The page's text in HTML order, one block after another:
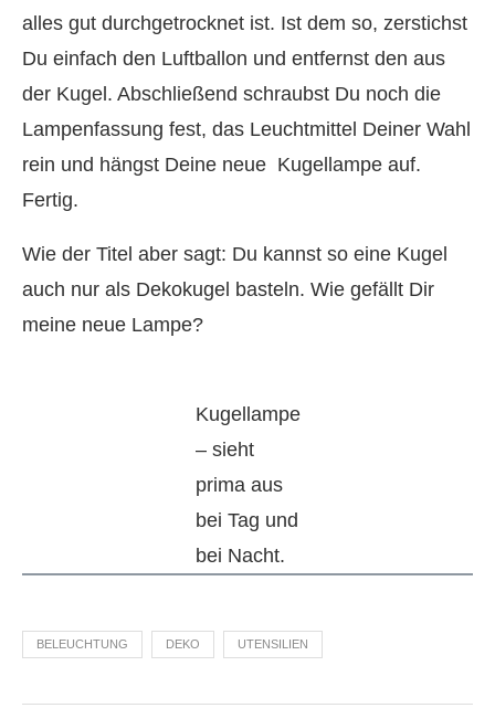
alles gut durchgetrocknet ist. Ist dem so, zerstichst
Du einfach den Luftballon und entfernst den aus
der Kugel. Abschließend schraubst Du noch die
Lampenfassung fest, das Leuchtmittel Deiner Wahl
rein und hängst Deine neue Kugellampe auf.
Fertig.
Wie der Titel aber sagt: Du kannst so eine Kugel
auch nur als Dekokugel basteln. Wie gefällt Dir
meine neue Lampe?
Kugellampe
– sieht
prima aus
bei Tag und
bei Nacht.
BELEUCHTUNG DEKO UTENSILIEN